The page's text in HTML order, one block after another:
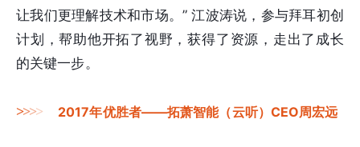
让我们更理解技术和市场。” 江波涛说，参与拜耳初创
计划，帮助他开拓了视野，获得了资源，走出了成长
的关键一步。
>>>> 2017年优胜者——拓萧智能（云听）CEO周宏远